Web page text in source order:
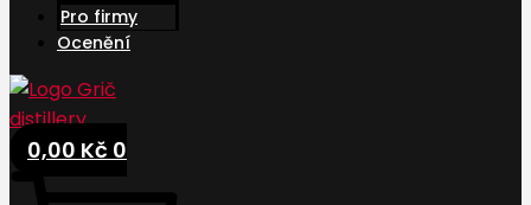
Pro firmy
Ocenění
0,00 Kč 0